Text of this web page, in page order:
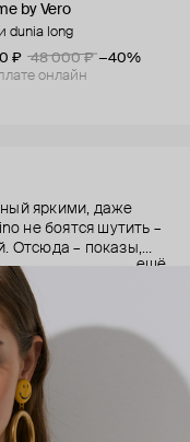
by Vero
dunia long
₽
48 000 ₽ −40%
онлайн
яркими, даже
не боятся шутить –
Отсюда – показы,
вирусные
в платье-люстре на
году?) и
кандидатами, от
с ладонь и будто бы
ещё